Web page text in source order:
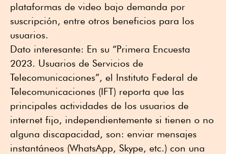
plataformas de video bajo demanda por
suscripción, entre otros beneficios para los
usuarios.
Dato interesante: En su “Primera Encuesta
2023. Usuarios de Servicios de
Telecomunicaciones”, el Instituto Federal de
Telecomunicaciones (IFT) reporta que las
principales actividades de los usuarios de
internet fijo, independientemente si tienen o no
alguna discapacidad, son: enviar mensajes
instantáneos (WhatsApp, Skype, etc.) con una